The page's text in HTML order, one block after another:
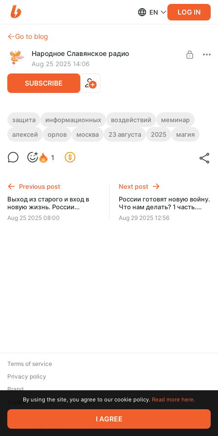
EN LOG IN
Go to blog
Народное Славянское радио
Aug 25 2025 14:06
SUBSCRIBE
Семинар "Защита от информационных
воздействий" 2 части. 23-08-2025 года
Семинар "Защита от информационных воздействий" 2
Post is available after purchase
защита информационных воздействий
меминар
алексей
орлов москва 23 августа 2025 магия
1
Previous post
Выход из старого и вход в
новую жизнь. России
готовят новую войну. Что
нам делать? 2 часть.
Aug 25 2025 08:00
Next post
России готовят новую войну.
Что нам делать? 1 часть.
Трамп, торговля миром и
биткоин.
Aug 29 2025 12:56
© 2026 Zaya Solutions Limited. All rights reserved. All trademarks
are the property of their respective owners.
Terms of service
Privacy policy
Brand
SupportBy using the site, you agree to our cookie policy. Read more here.
I AGREE